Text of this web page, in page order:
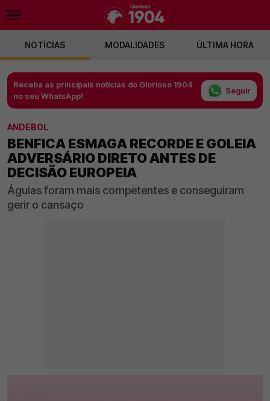
NOTÍCIAS MODALIDADES ÚLTIMA HORA
Receba as principais notícias do Glorioso 1904
no seu WhatsApp!
Seguir
ANDEBOL
BENFICA ESMAGA RECORDE E GOLEIA
ADVERSÁRIO DIRETO ANTES DE
DECISÃO EUROPEIA
Águias foram mais competentes e conseguiram
gerir o cansaço